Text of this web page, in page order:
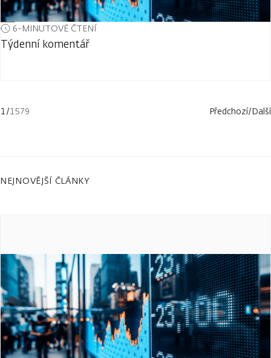
6-MINUTOVÉ ČTENÍ
Týdenní komentář
1/1579 Předchozí/Další
NEJNOVĚJŠÍ ČLÁNKY